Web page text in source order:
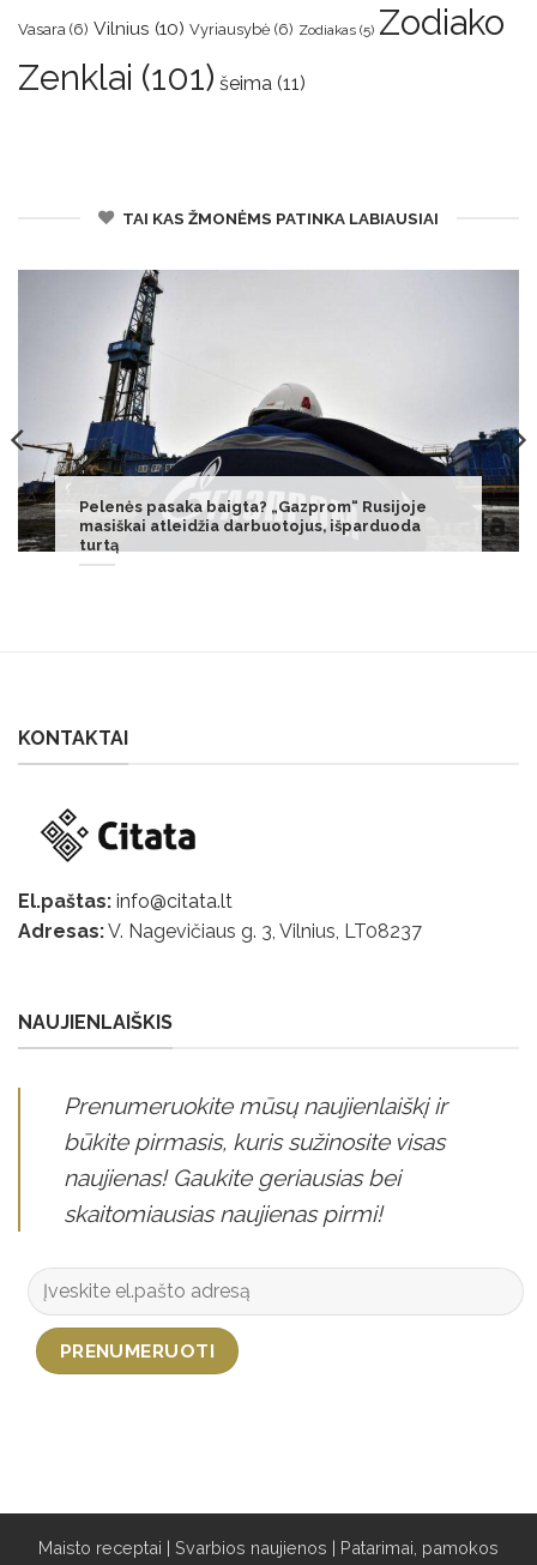
Vasara (6) Vilnius (10) Vyriausybė (6) Zodiakas (5) Zodiako
Zenklai (101) šeima (11)
TAI KAS ŽMONĖMS PATINKA LABIAUSIAI
Geriausias žalias mėšlas molingam dirvožemiui:
rugpjūčio sėja ir priežiūra
KONTAKTAI
El.paštas: info@citata.lt
Adresas:V. Nagevičiaus g. 3, Vilnius, LT08237
NAUJIENLAIŠKIS
Prenumeruokite mūsų naujienlaiškį ir
būkite pirmasis, kuris sužinosite visas
naujienas! Gaukite geriausias bei
skaitomiausias naujienas pirmi!
Maisto receptai | Svarbios naujienos | Patarimai, pamokos